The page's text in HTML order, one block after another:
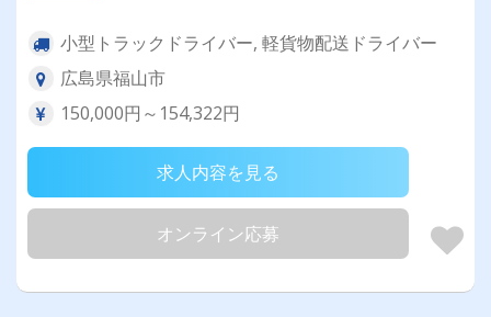
小型トラックドライバー, 軽貨物配送ドライバー
広島県福山市
150,000円～154,322円
求人内容を見る
オンライン応募